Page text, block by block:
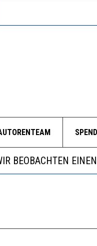
WILL MEHR EVIDENZ
WÄCHST, WAS
BEOBACHTEN
VERSTÄRKTE